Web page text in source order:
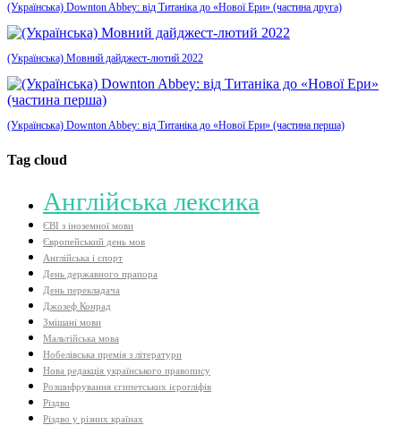
(Українська) Downton Abbey: від Титаніка до «Нової Ери» (частина друга)
(Українська) Мовний дайджест-лютий 2022
(Українська) Downton Abbey: від Титаніка до «Нової Ери» (частина перша)
Tag cloud
Aнглійська лексика
ЄВІ з іноземної мови
Європейський день мов
Англійська і спорт
День державного прапора
День перекладача
Джозеф Конрад
Змішані мови
Мальтійська мова
Нобелівська премія з літератури
Нова редакція українського правопису
Розшифрування єгипетських ієрогліфів
Різдво
Різдво у різних країнах